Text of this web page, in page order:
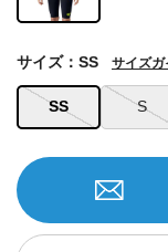
SS S
サイズ：SS サイズガ